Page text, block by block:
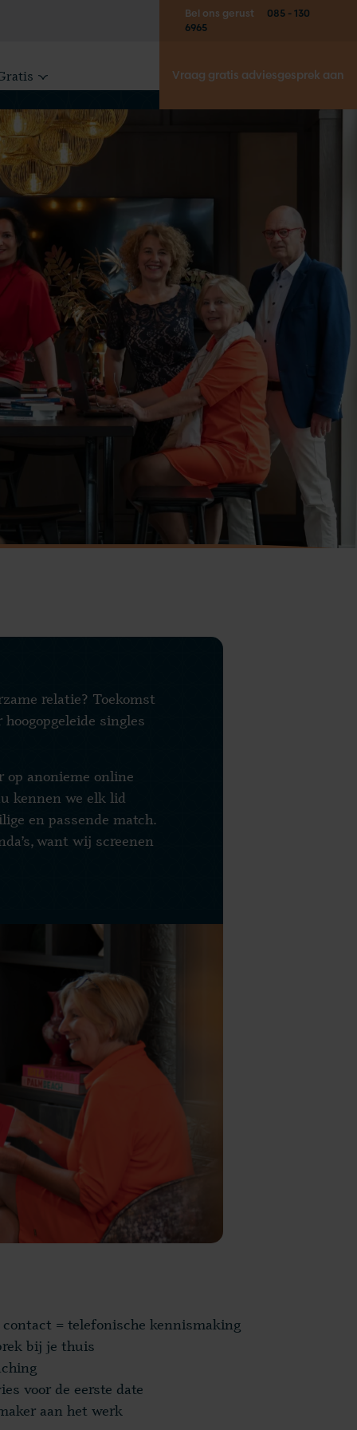
Bel ons gerust
085 - 130
6965
Vraag gratis adviesgesprek aan
relatie? Toekomst
singles
op anonieme online
kennen we elk lid
en passende match.
want wij screenen
= telefonische kennismaking
bij je thuis
voor de eerste date
aan het werk